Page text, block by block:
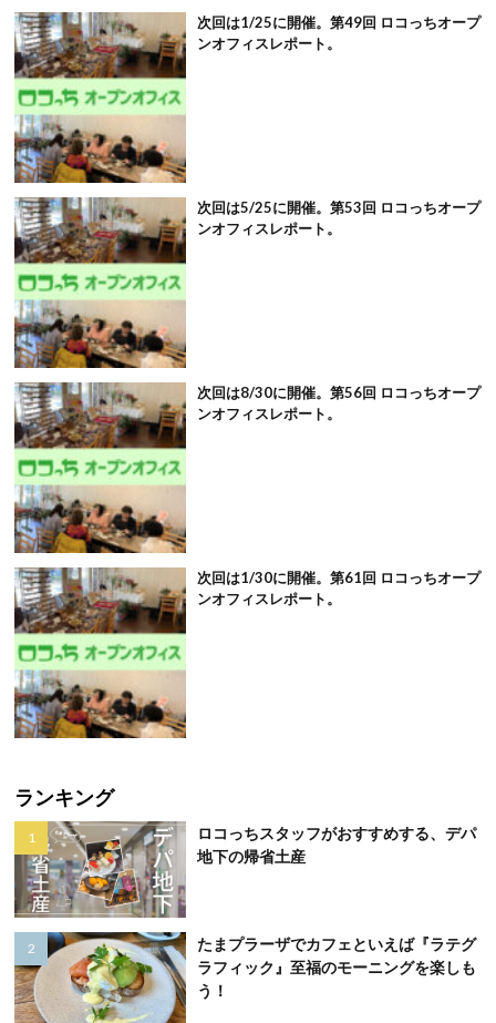
次回は1/25に開催。第49回 ロコっちオープ
ンオフィスレポート。
次回は5/25に開催。第53回 ロコっちオープ
ンオフィスレポート。
次回は8/30に開催。第56回 ロコっちオープ
ンオフィスレポート。
次回は1/30に開催。第61回 ロコっちオープ
ンオフィスレポート。
ランキング
ロコっちスタッフがおすすめする、デパ
地下の帰省土産
たまプラーザでカフェといえば『ラテグ
ラフィック』至福のモーニングを楽しも
う！